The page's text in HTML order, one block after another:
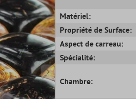
Matériel:
Propriété de Surface:
Aspect de carreau:
Spécialité:
Chambre: